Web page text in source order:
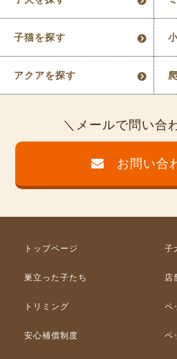
子猫を探す
アクアを探す
メールで問い合
お問い合
トップページ 子
巣立った子たち 店
トリミング ペ
安心補償制度 ペ